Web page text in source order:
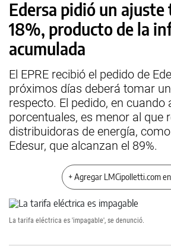
Edersa pidió un
18%, producto de la
acumulada
El EPRE recibió el pedido de
próximos días deberá tomar
respecto. El pedido, en cuando
porcentuales, es menor al que
distribuidoras de energía,
Edesur, que alcanzan el 89%.
+ Agregar LMCipolletti.com en
La tarifa eléctrica es 'impagable', se denunció.